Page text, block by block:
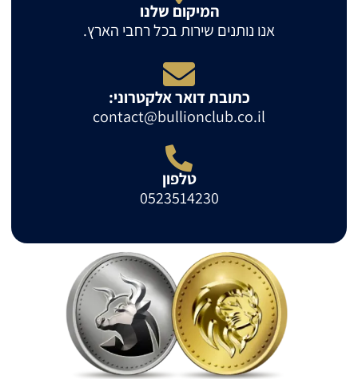
המיקום שלנו
אנו נותנים שירות בכל רחבי הארץ.
כתובת דואר אלקטרוני:
contact@bullionclub.co.il
טלפון
0523514230